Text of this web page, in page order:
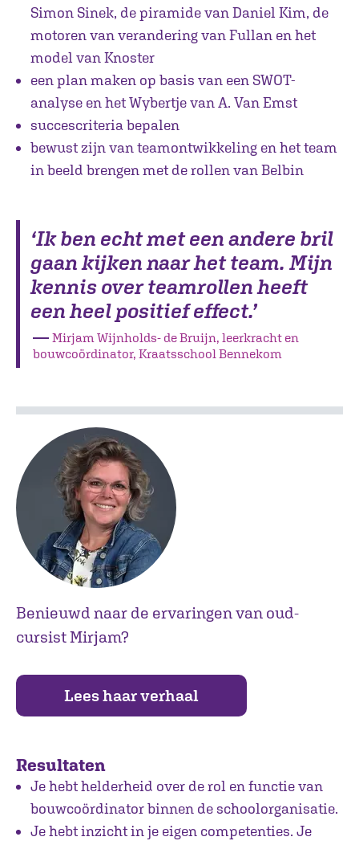
Simon Sinek, de piramide van Daniel Kim, de
motoren van verandering van Fullan en het
model van Knoster
een plan maken op basis van een SWOT-
analyse en het Wybertje van A. Van Emst
succescriteria bepalen
bewust zijn van teamontwikkeling en het team
in beeld brengen met de rollen van Belbin
‘Ik ben echt met een andere bril
gaan kijken naar het team. Mijn
kennis over teamrollen heeft
een heel positief effect.’
― Mirjam Wijnholds- de Bruijn, leerkracht en
bouwcoördinator, Kraatsschool Bennekom
Benieuwd naar de ervaringen van oud-
cursist Mirjam?
Lees haar verhaal
Resultaten
Je hebt helderheid over de rol en functie van
bouwcoördinator binnen de schoolorganisatie.
Je hebt inzicht in je eigen competenties. Je